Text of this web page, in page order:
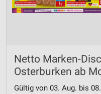
Netto Marken-
Osterburken ab
Gültig von 03. Aug. bis